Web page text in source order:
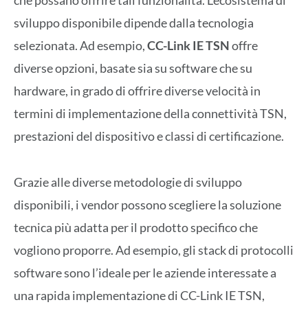
sviluppo disponibile dipende dalla tecnologia
selezionata. Ad esempio,CC-Link IE TSNoffre
diverse opzioni, basate sia su software che su
hardware, in grado di offrire diverse velocità in
termini di implementazione della connettività TSN,
prestazioni del dispositivo e classi di certificazione.
Grazie alle diverse metodologie di sviluppo
disponibili, i vendor possono scegliere la soluzione
tecnica più adatta per il prodotto specifico che
vogliono proporre. Ad esempio, gli stack di protocolli
software sono l’ideale per le aziende interessate a
una rapida implementazione di CC-Link IE TSN,